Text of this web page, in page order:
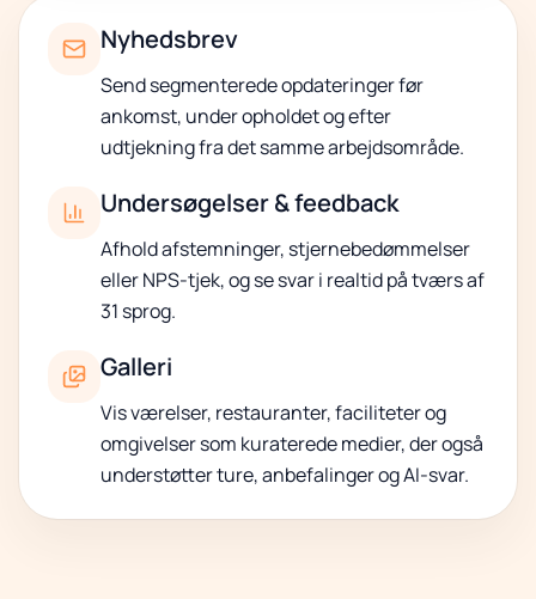
Nyhedsbrev
Send segmenterede opdateringer før
ankomst, under opholdet og efter
udtjekning fra det samme arbejdsområde.
Undersøgelser & feedback
Afhold afstemninger, stjernebedømmelser
eller NPS-tjek, og se svar i realtid på tværs af
31 sprog.
Galleri
Vis værelser, restauranter, faciliteter og
omgivelser som kuraterede medier, der også
understøtter ture, anbefalinger og AI-svar.